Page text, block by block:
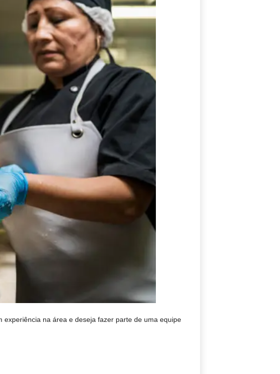
na área e deseja fazer parte de uma equipe